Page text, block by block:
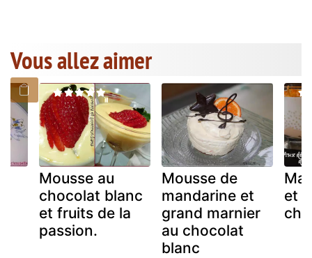
Vous allez aimer
Mousse au
chocolat blanc
et fruits de la
passion.
Mousse de
mandarine et
grand marnier
au chocolat
blanc
et